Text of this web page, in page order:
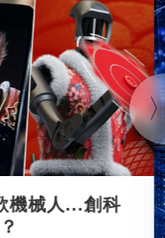
機械人...創科